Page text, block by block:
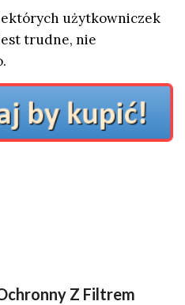
użytkowniczek
trudne, nie
Z Filtrem